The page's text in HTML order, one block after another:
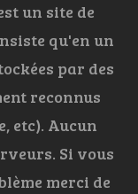
un site de
qu'en un
par des
reconnus
etc). Aucun
Si vous
merci de